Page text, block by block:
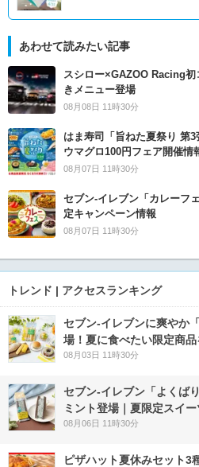
あわせて読みたい記事
スシロー×GAZOO Racing
きメニュー登場
08月08日 11時30分
はま寿司「旨ねた夏祭り 第
ウマグロ100円フェア開催情
08月07日 11時30分
セブン‐イレブン「カレーフ
定キャンペーン情報
08月07日 11時30分
トレンド | アクセスランキング
セブン‐イレブンに爽やか
場！夏に食べたい限定商品
08月03日 11時30分
セブン‐イレブン「よくば
ミント登場｜夏限定スイ
08月06日 11時30分
ピザハット夏休みセット3